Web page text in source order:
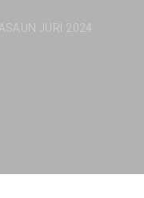
JURI 2024